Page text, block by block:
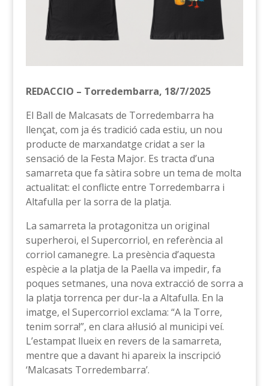
REDACCIO – Torredembarra, 18/7/2025
El Ball de Malcasats de Torredembarra ha
llençat, com ja és tradició cada estiu, un nou
producte de marxandatge cridat a ser la
sensació de la Festa Major. Es tracta d’una
samarreta que fa sàtira sobre un tema de molta
actualitat: el conflicte entre Torredembarra i
Altafulla per la sorra de la platja.
La samarreta la protagonitza un original
superheroi, el Supercorriol, en referència al
corriol camanegre. La presència d’aquesta
espècie a la platja de la Paella va impedir, fa
poques setmanes, una nova extracció de sorra a
la platja torrenca per dur-la a Altafulla. En la
imatge, el Supercorriol exclama: “A la Torre,
tenim sorra!”, en clara al·lusió al municipi veí.
L’estampat llueix en revers de la samarreta,
mentre que a davant hi apareix la inscripció
‘Malcasats Torredembarra’.